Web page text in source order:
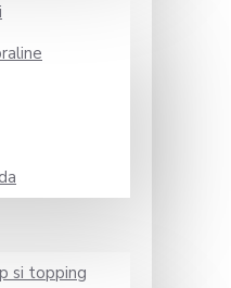
si topping